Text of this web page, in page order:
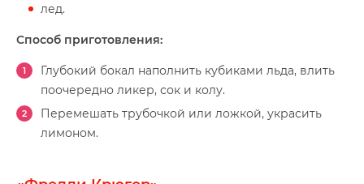
лед.
Способ приготовления:
Глубокий бокал наполнить кубиками льда, влить
поочередно ликер, сок и колу.
Перемешать трубочкой или ложкой, украсить
лимоном.